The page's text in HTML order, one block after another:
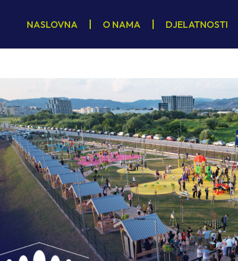
NASLOVNA O NAMA DJELATNOSTI